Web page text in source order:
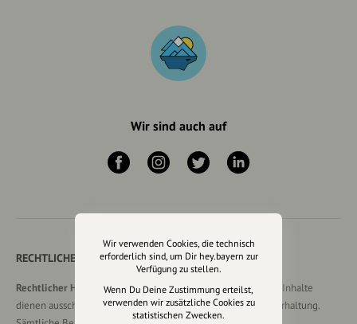
Wir sind auch auf
RECHTLICHER HINWEIS UND TRANSPARENZHINWEIS
Rechtlicher Hinweis:Die auf dieser Website veröffentlichten Inhalte
dienen ausschließlich der allgemeinen Information und Unterhaltung.
Wir verwenden Cookies, die technisch
erforderlich sind, um Dir hey.bayern zur
Verfügung zu stellen.
Wenn Du Deine Zustimmung erteilst,
verwenden wir zusätzliche Cookies zu
statistischen Zwecken.